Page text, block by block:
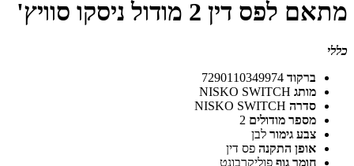
מתאם לפס דין 2 מודול ניסקו סוויץ'
כללי
ברקוד 7290110349974
מותג NISKO SWITCH
סדרה NISKO SWITCH
מספר מודולים 2
צבע גימור לבן
אופן התקנה פס דין
חומר גוף פוליקרבונט